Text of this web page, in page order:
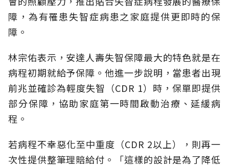
障，為有罹患失智症病患之家庭提供更即時的保
障。
林宗佑表示，安達人壽失智保障最大的特色就是在
病程初期就給予保障。他進一步說明，當患者出現
前兆並確診為輕度失智（CDR 1）時，保單即提供
部分保障，協助家庭第一時間啟動治療、延緩病
程。
若病程不幸惡化至中重度（CDR 2以上），則再一
次性提供整筆理賠給付。「這樣的設計是為了降低